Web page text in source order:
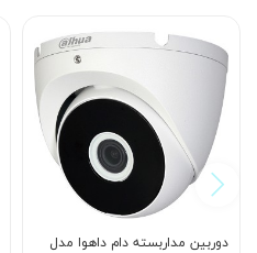
دوربین مداربسته دام داهوا مدل